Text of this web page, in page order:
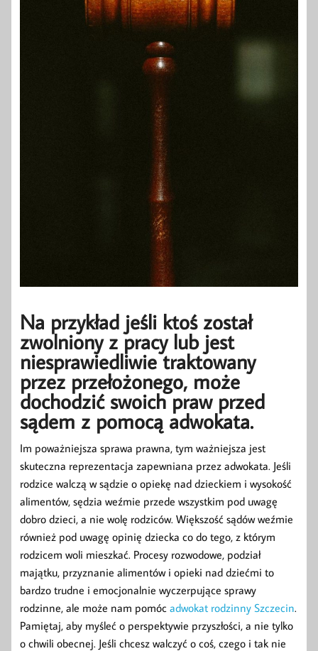
Na przykład jeśli ktoś został
zwolniony z pracy lub jest
niesprawiedliwie traktowany
przez przełożonego, może
dochodzić swoich praw przed
sądem z pomocą adwokata.
Im poważniejsza sprawa prawna, tym ważniejsza jest
skuteczna reprezentacja zapewniana przez adwokata. Jeśli
rodzice walczą w sądzie o opiekę nad dzieckiem i wysokość
alimentów, sędzia weźmie przede wszystkim pod uwagę
dobro dzieci, a nie wolę rodziców. Większość sądów weźmie
również pod uwagę opinię dziecka co do tego, z którym
rodzicem woli mieszkać. Procesy rozwodowe, podział
majątku, przyznanie alimentów i opieki nad dziećmi to
bardzo trudne i emocjonalnie wyczerpujące sprawy
rodzinne, ale może nam pomóc adwokat rodzinny Szczecin.
Pamiętaj, aby myśleć o perspektywie przyszłości, a nie tylko
o chwili obecnej. Jeśli chcesz walczyć o coś, czego i tak nie